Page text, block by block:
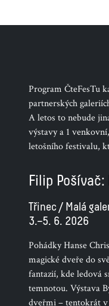
Program ČteFesTu
partnerských
A letos to nebude
výstavy a 1
letošního festivalu,
Filip
Třinec / Malá
3.–5. 6. 2026
Pohádky Hanse
magické dveře do
fantazií, kde ledová
temnotou. Výstava
dveřmi – tentokrát